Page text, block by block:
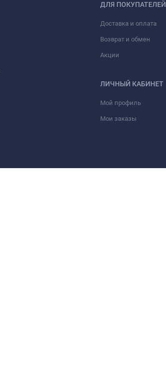
ДЛЯ ПОКУПАТЕЛЕЙ
Доставка и оплата
Возврат и обмен
Акции
ЛИЧНЫЙ КАБИНЕТ
Мой профиль
Мои заказы